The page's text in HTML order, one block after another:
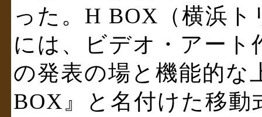
った。H BOX（横浜ト
には、ビデオ・アート
の発表の場と機能的な
BOX』と名付けた移動